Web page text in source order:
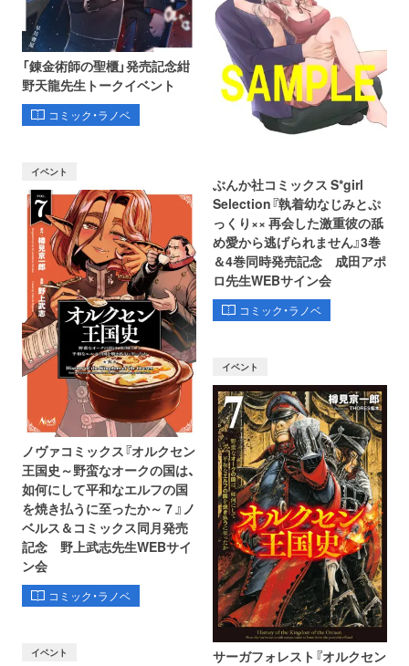
「錬金術師の聖櫃」発売記念紺
野天龍先生トークイベント
コミック・ラノベ
ぶんか社コミックス S*girl
Selection『執着幼なじみとぷ
っくり×× 再会した激重彼の舐
め愛から逃げられません』3巻
＆4巻同時発売記念 成田アポ
ロ先生WEBサイン会
コミック・ラノベ
イベント
ノヴァコミックス『オルクセン
王国史～野蛮なオークの国は、
如何にして平和なエルフの国
を焼き払うに至ったか～ 7 』ノ
ベルス＆コミックス同月発売
記念 野上武志先生WEBサイ
ン会
コミック・ラノベ
イベント
サーガフォレスト『オルクセン
イベント